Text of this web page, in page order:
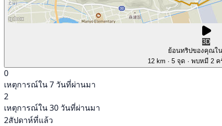
3D
ย้อนทริปของคุณใ
12 km · 5 จุด · พบหมี 2
0
เหตุการณ์ใน 7 วันที่ผ่านมา
2
เหตุการณ์ใน 30 วันที่ผ่านมา
2สัปดาห์ที่แล้ว